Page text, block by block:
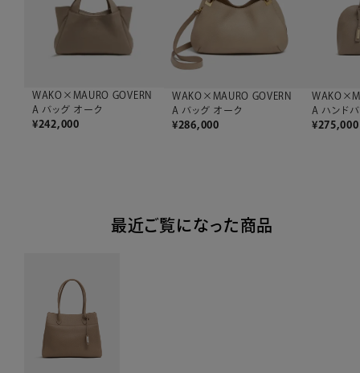
WAKO×MAURO GOVERN
A バッグ オーク
¥242,000
WAKO×MAURO GOVERN
A バッグ オーク
¥286,000
A ハンド
¥275,000
最近ご覧になった商品